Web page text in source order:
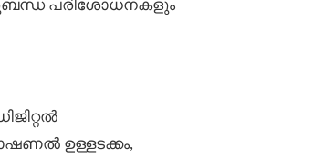
പരിശോധനകളും
ഉള്ളടക്കം,